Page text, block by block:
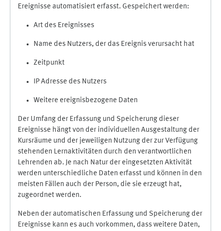
Ereignisse automatisiert erfasst. Gespeichert werden:
Art des Ereignisses
Name des Nutzers, der das Ereignis verursacht hat
Zeitpunkt
IP Adresse des Nutzers
Weitere ereignisbezogene Daten
Der Umfang der Erfassung und Speicherung dieser
Ereignisse hängt von der individuellen Ausgestaltung der
Kursräume und der jeweiligen Nutzung der zur Verfügung
stehenden Lernaktivitäten durch den verantwortlichen
Lehrenden ab. Je nach Natur der eingesetzten Aktivität
werden unterschiedliche Daten erfasst und können in den
meisten Fällen auch der Person, die sie erzeugt hat,
zugeordnet werden.
Neben der automatischen Erfassung und Speicherung der
Ereignisse kann es auch vorkommen, dass weitere Daten,